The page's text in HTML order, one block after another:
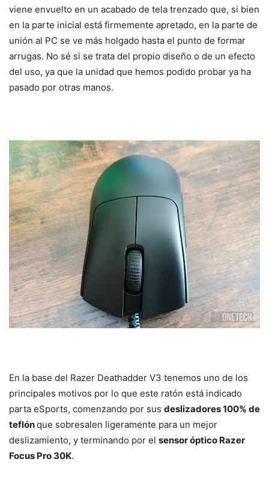
viene envuelto en un acabado de tela trenzado que, si bien
en la parte inicial está firmemente apretado, en la parte de
unión al PC se ve más holgado hasta el punto de formar
arrugas. No sé si se trata del propio diseño o de un efecto
del uso, ya que la unidad que hemos podido probar ya ha
pasado por otras manos.
En la base del Razer Deathadder V3 tenemos uno de los
principales motivos por lo que este ratón está indicado
parta eSports, comenzando por sus deslizadores 100% de
teflónque sobresalen ligeramente para un mejor
deslizamiento, y terminando por el sensor óptico Razer
Focus Pro 30K.